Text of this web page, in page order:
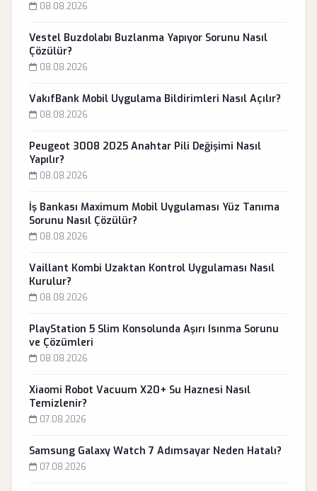
08.08.2026
Vestel Buzdolabı Buzlanma Yapıyor Sorunu Nasıl
Çözülür?
08.08.2026
VakıfBank Mobil Uygulama Bildirimleri Nasıl Açılır?
08.08.2026
Peugeot 3008 2025 Anahtar Pili Değişimi Nasıl
Yapılır?
08.08.2026
İş Bankası Maximum Mobil Uygulaması Yüz Tanıma
Sorunu Nasıl Çözülür?
08.08.2026
Vaillant Kombi Uzaktan Kontrol Uygulaması Nasıl
Kurulur?
08.08.2026
PlayStation 5 Slim Konsolunda Aşırı Isınma Sorunu
ve Çözümleri
08.08.2026
Xiaomi Robot Vacuum X20+ Su Haznesi Nasıl
Temizlenir?
07.08.2026
Samsung Galaxy Watch 7 Adımsayar Neden Hatalı?
07.08.2026